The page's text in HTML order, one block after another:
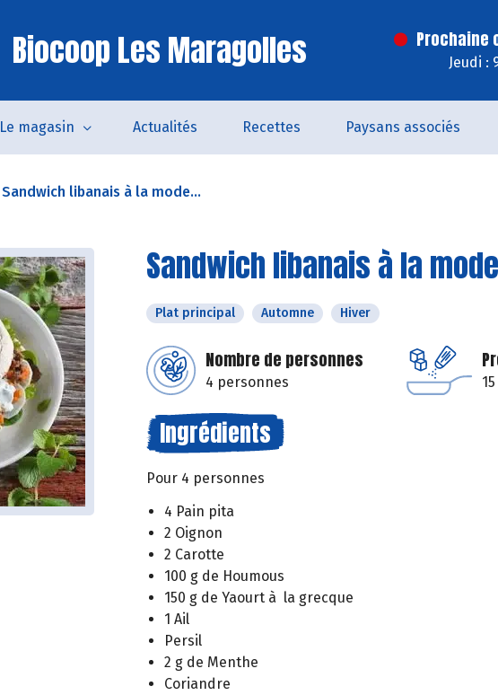
Biocoop Les Maragolles Prochaine
Jeudi :
Le magasin Actualités Recettes Paysans associés
Sandwich libanais à la mode...
Sandwich libanais à la
Plat principal Automne Hiver
Nombre de personnes
4 personnes
Ingrédients
Pour 4 personnes
4 Pain pita
2 Oignon
2 Carotte
100 g de Houmous
150 g de Yaourt à la grecque
1 Ail
Persil
2 g de Menthe
Coriandre